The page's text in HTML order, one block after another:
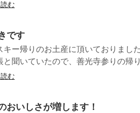
む
です
キー帰りのお土産に頂いておりまし
と聞いていたので、善光寺参りの帰
む
おいしさが増します！